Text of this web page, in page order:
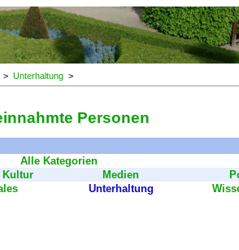
> Unterhaltung >
Personen
Alle Kategorien
Kultur Medien
Unterhaltung